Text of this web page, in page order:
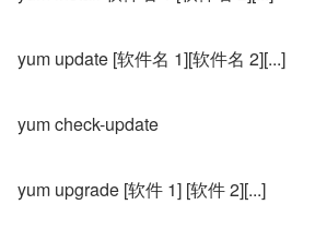
yum update [软件名 1][软件名 2][...]
yum check-update
yum upgrade [软件 1] [软件 2][...]